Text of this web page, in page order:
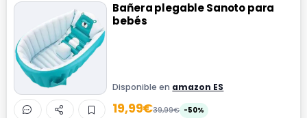
Bañera plegable Sanoto para
bebés
Disponible en amazon ES
19,99€39,99€ -50%